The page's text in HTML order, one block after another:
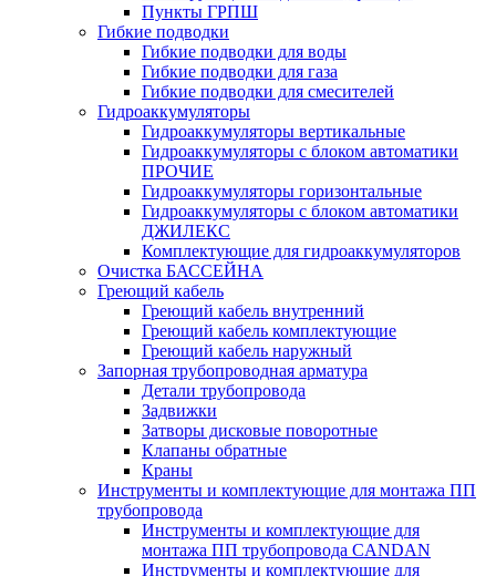
Пункты ГРПШ
Гибкие подводки
Гибкие подводки для воды
Гибкие подводки для газа
Гибкие подводки для смесителей
Гидроаккумуляторы
Гидроаккумуляторы вертикальные
Гидроаккумуляторы с блоком автоматики
ПРОЧИЕ
Гидроаккумуляторы горизонтальные
Гидроаккумуляторы с блоком автоматики
ДЖИЛЕКС
Комплектующие для гидроаккумуляторов
Очистка БАССЕЙНА
Греющий кабель
Греющий кабель внутренний
Греющий кабель комплектующие
Греющий кабель наружный
Запорная трубопроводная арматура
Детали трубопровода
Задвижки
Затворы дисковые поворотные
Клапаны обратные
Краны
Инструменты и комплектующие для монтажа ПП
трубопровода
Инструменты и комплектующие для
монтажа ПП трубопровода CANDAN
Инструменты и комплектующие для